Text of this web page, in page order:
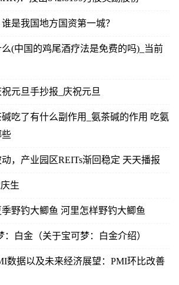
是我国地方国资第一城？
(中国的鸡尾酒疗法是免费的吗)_当前
元旦手抄报_庆祝元旦
吃了有什么副作用_氨茶碱的作用 吃氨
些
，产业园区REITs渐回稳定 天天播报
生
野钓大鲫鱼 河里怎样野钓大鲫鱼
白金（关于宝可梦：白金介绍）
数据以及未来经济展望：PMI环比改善